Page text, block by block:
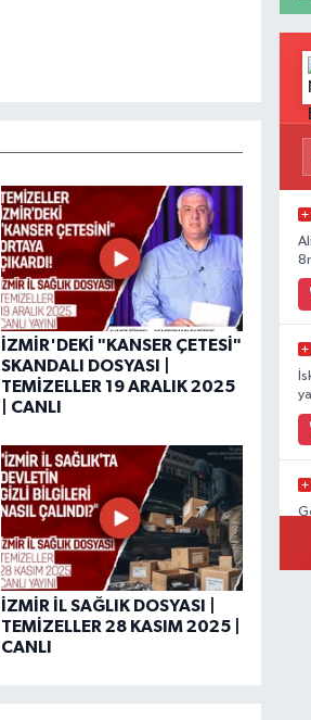
İZMİR'DEKİ "KANSER ÇETESİ"
SKANDALI DOSYASI |
TEMİZELLER 19 ARALIK 2025
| CANLI
İZMİR İL SAĞLIK DOSYASI |
TEMİZELLER 28 KASIM 2025 |
CANLI